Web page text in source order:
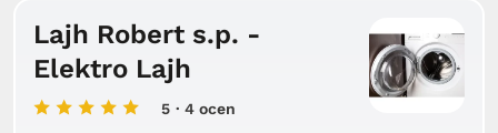
Lajh Robert s.p. -
Elektro Lajh
5 · 4 ocen